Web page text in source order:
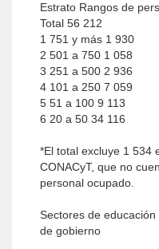
Estrato Rangos de
Total 56 212
1 751 y más 1 930
2 501 a 750 1 058
3 251 a 500 2 936
4 101 a 250 7 059
5 51 a 100 9 113
6 20 a 50 34 116
*El total excluye 1 534
CONACyT, que no
personal ocupado.
Sectores de
de gobierno